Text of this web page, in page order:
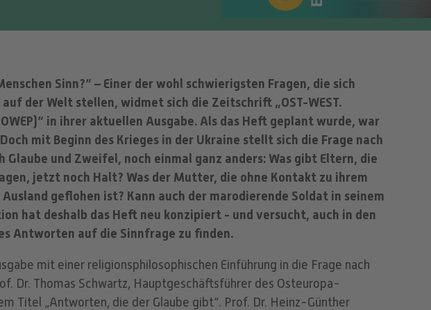
Sinn?“ – Einer der wohl schwierigsten Fragen, die sich
der Welt stellen, widmet sich die Zeitschrift „OST-WEST.
in ihrer aktuellen Ausgabe. Als das Heft geplant wurde, war
mit Beginn des Krieges in der Ukraine stellt sich die Frage nach
Glaube und Zweifel, noch einmal ganz anders: Was gibt Eltern, die
jetzt noch Halt? Was der Mutter, die ohne Kontakt zu ihrem
geflohen ist? Kann auch der marodierende Soldat in seinem
hat deshalb das Heft neu konzipiert - und versucht, auch in den
Antworten auf die Sinnfrage zu finden.
mit einer religionsphilosophischen Einführung in die Frage nach
Dr. Thomas Schwartz, Hauptgeschäftsführer des Osteuropa-
Titel „Antworten, die der Glaube gibt“. Prof. Dr. Heinz-Günther